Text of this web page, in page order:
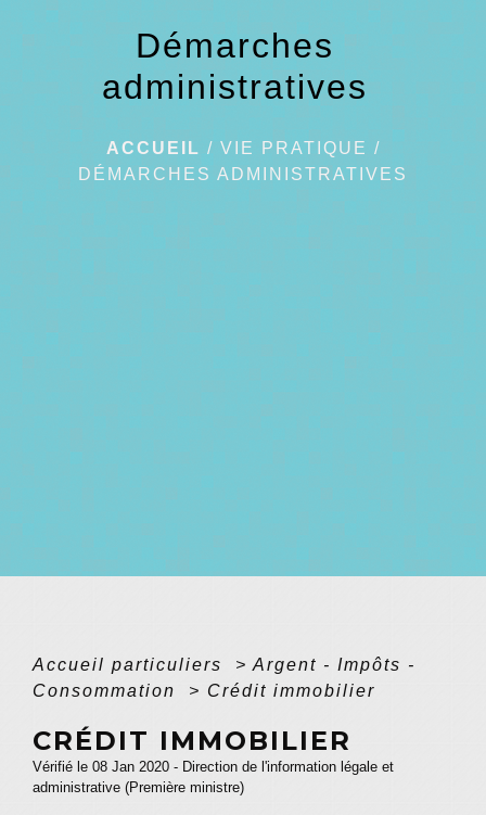
Démarches
administratives
ACCUEIL / VIE PRATIQUE /
DÉMARCHES ADMINISTRATIVES
Accueil particuliers > Argent - Impôts -
Consommation
> Crédit immobilier
CRÉDIT IMMOBILIER
Vérifié le 08 Jan 2020 - Direction de l'information légale et
administrative (Première ministre)